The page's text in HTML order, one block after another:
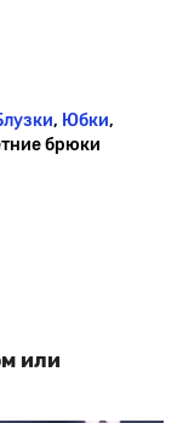
, Юбки,
брюки
или